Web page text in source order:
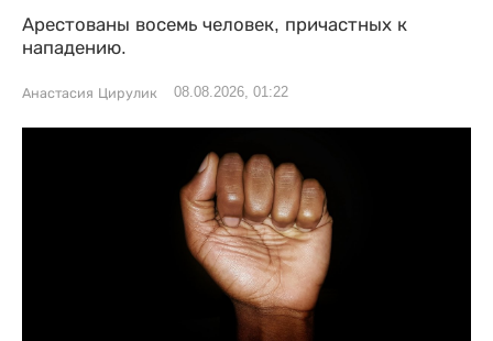
Арестованы восемь человек, причастных к
нападению.
Анастасия Цирулик 08.08.2026, 01:22